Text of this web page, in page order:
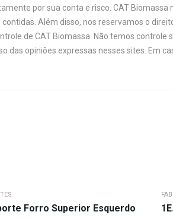
por sua conta e risco. CAT Biomassa
Além disso, nos reservamos o
de CAT Biomassa. Não temos controle
das opiniões expressas nesses sites. Em
Forro Superior Esquerdo